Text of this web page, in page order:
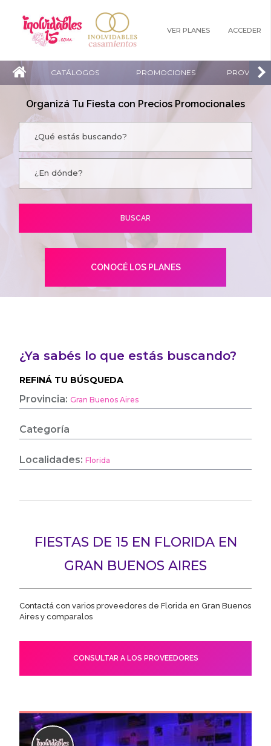
VER PLANES ACCEDER
CATÁLOGOS PROMOCIONES
Organizá Tu Fiesta con Precios Promocionales
CONOCÉ LOS PLANES
¿Ya sabés lo que estás buscando?
REFINÁ TU BÚSQUEDA
Provincia:Gran Buenos Aires
Categoría
Localidades:Florida
FIESTAS DE 15 EN FLORIDA EN
GRAN BUENOS AIRES
Contactá con varios proveedores de Florida en Gran Buenos
Aires y comparalos
CONSULTAR A LOS PROVEEDORES